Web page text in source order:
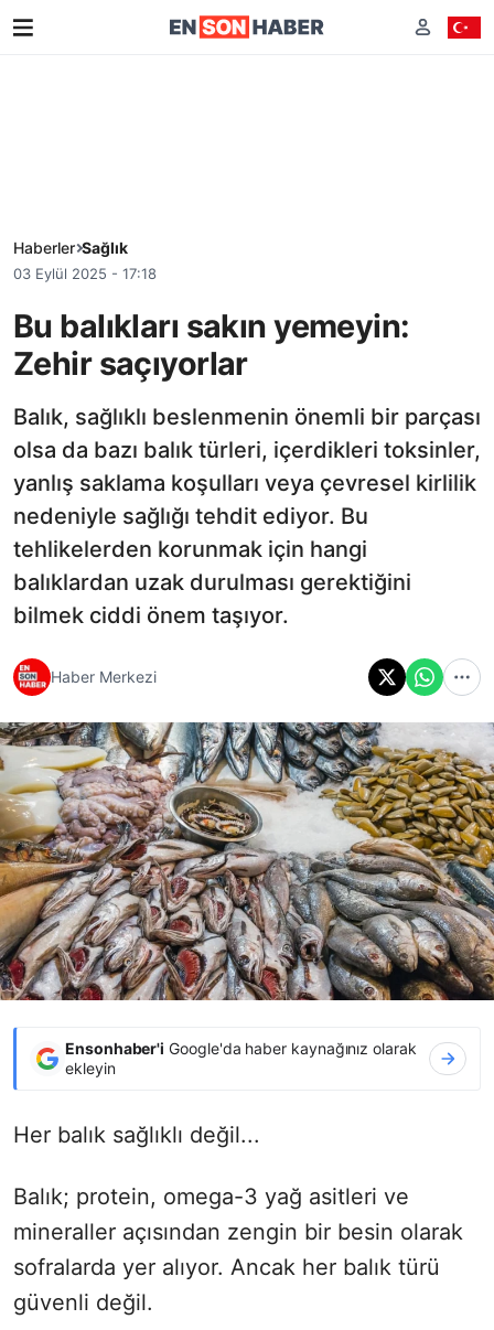
Haberler Sağlık
03 Eylül 2025 - 17:18
Bu balıkları sakın yemeyin:
Zehir saçıyorlar
Balık, sağlıklı beslenmenin önemli bir parçası
olsa da bazı balık türleri, içerdikleri toksinler,
yanlış saklama koşulları veya çevresel kirlilik
nedeniyle sağlığı tehdit ediyor. Bu
tehlikelerden korunmak için hangi
balıklardan uzak durulması gerektiğini
bilmek ciddi önem taşıyor.
Haber Merkezi
Ensonhaber'i Google'da haber kaynağınız olarak
ekleyin
Her balık sağlıklı değil...
Balık; protein, omega-3 yağ asitleri ve
mineraller açısından zengin bir besin olarak
sofralarda yer alıyor. Ancak her balık türü
güvenli değil.